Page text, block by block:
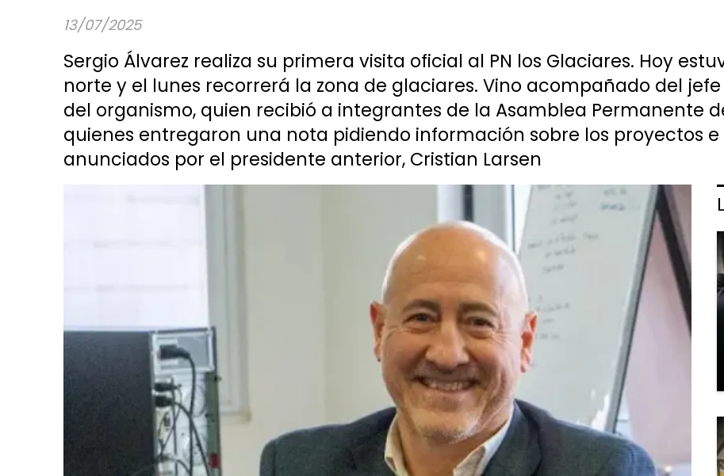
Sergio Álvarez realiza su primera visita oficial al PN los Glaciares. Hoy
norte y el lunes recorrerá la zona de glaciares. Vino acompañado del
del organismo, quien recibió a integrantes de la Asamblea Permanente
quienes entregaron una nota pidiendo información sobre los proyectos
anunciados por el presidente anterior, Cristian Larsen
13/07/2025